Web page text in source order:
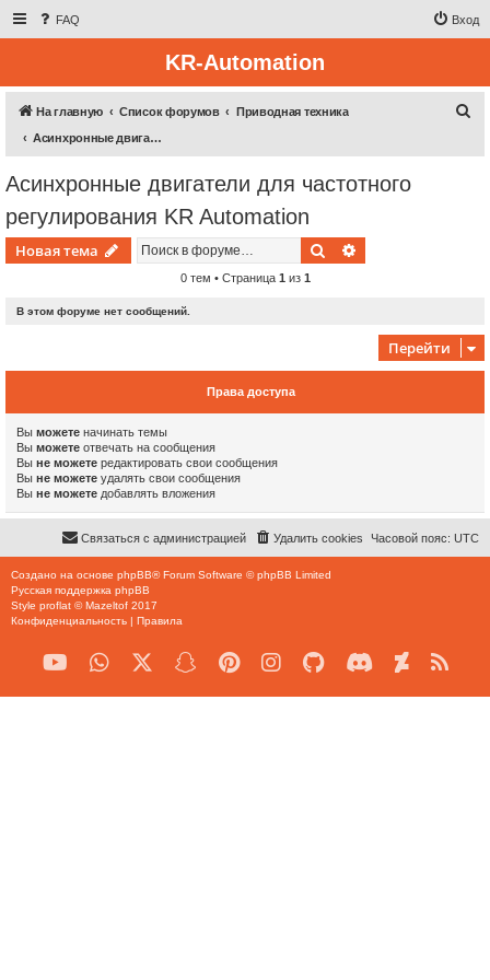
FAQ Вход
KR-Automation
На главную Список форумов
Приводная техника
Асинхронные двигатели для частотного регулирования KR Automation
Асинхронные двигатели для частотного
регулирования KR Automation
Новая тема Поиск
0 тем • Страница 1 из 1
В этом форуме нет сообщений.
Перейти
Права доступа
Вы можете начинать темы
Вы можете отвечать на сообщения
Вы не можете редактировать свои сообщения
Вы не можете удалять свои сообщения
Вы не можете добавлять вложения
Часовой пояс: UTC
Удалить cookies
Связаться с администрацией
Создано на основе phpBB® Forum Software © phpBB Limited
Русская поддержка phpBB
Style proflat ©Mazeltof 2017
Конфиденциальность | Правила